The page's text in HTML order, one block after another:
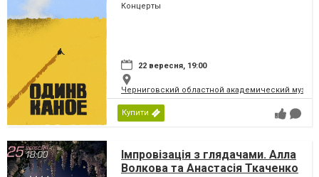
Концерты
22 вересня, 19:00
Черниговский областной академический
Купити
Імпровізація з глядачами. Алла
Волкова та Анастасія Ткаченко